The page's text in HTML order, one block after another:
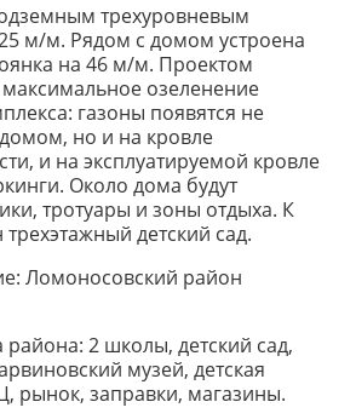
трехуровневым
м/м. Рядом с домом устроена
на 46 м/м. Проектом
озеленение
газоны появятся не
но и на кровле
и на эксплуатируемой кровле
Около дома будут
тротуары и зоны отдыха. К
детский сад.
Ломоносовский район
района: 2 школы, детский сад,
музей, детская
рынок, заправки, магазины.